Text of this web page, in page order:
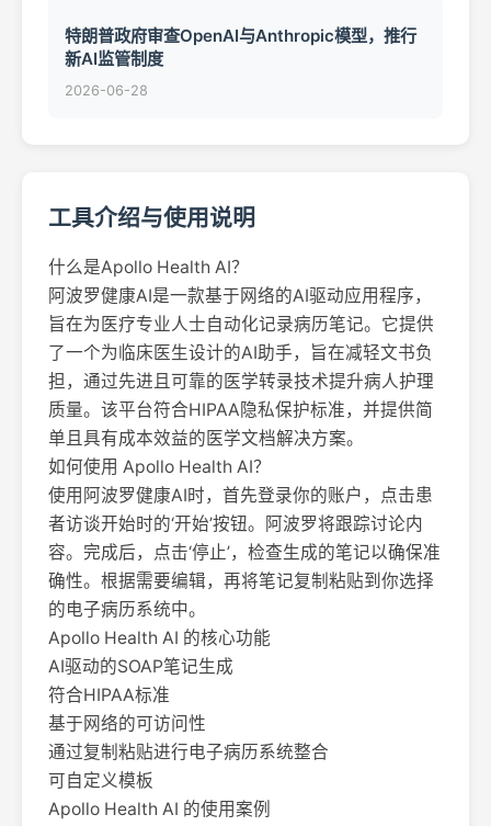
特朗普政府审查OpenAI与Anthropic模型，推行
新AI监管制度
2026-06-28
工具介绍与使用说明
什么是Apollo Health AI？
阿波罗健康AI是一款基于网络的AI驱动应用程序，
旨在为医疗专业人士自动化记录病历笔记。它提供
了一个为临床医生设计的AI助手，旨在减轻文书负
担，通过先进且可靠的医学转录技术提升病人护理
质量。该平台符合HIPAA隐私保护标准，并提供简
单且具有成本效益的医学文档解决方案。
如何使用 Apollo Health AI？
使用阿波罗健康AI时，首先登录你的账户，点击患
者访谈开始时的‘开始’按钮。阿波罗将跟踪讨论内
容。完成后，点击‘停止’，检查生成的笔记以确保准
确性。根据需要编辑，再将笔记复制粘贴到你选择
的电子病历系统中。
Apollo Health AI 的核心功能
AI驱动的SOAP笔记生成
符合HIPAA标准
基于网络的可访问性
通过复制粘贴进行电子病历系统整合
可自定义模板
Apollo Health AI 的使用案例